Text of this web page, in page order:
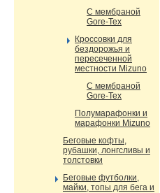
С мембраной
Gore-Tex
Кроссовки для
бездорожья и
пересеченной
местности Mizuno
С мембраной
Gore-Tex
Полумарафонки и
марафонки Mizuno
Беговые кофты,
рубашки, лонгсливы и
толстовки
Беговые футболки,
майки, топы для бега и